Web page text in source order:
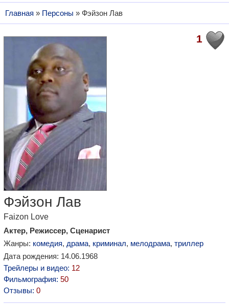
Главная » Персоны » Фэйзон Лав
1
Фэйзон Лав
Faizon Love
Актер, Режиссер, Сценарист
Жанры: комедия, драма, криминал, мелодрама, триллер
Дата рождения: 14.06.1968
Трейлеры и видео: 12
Фильмография: 50
Отзывы: 0